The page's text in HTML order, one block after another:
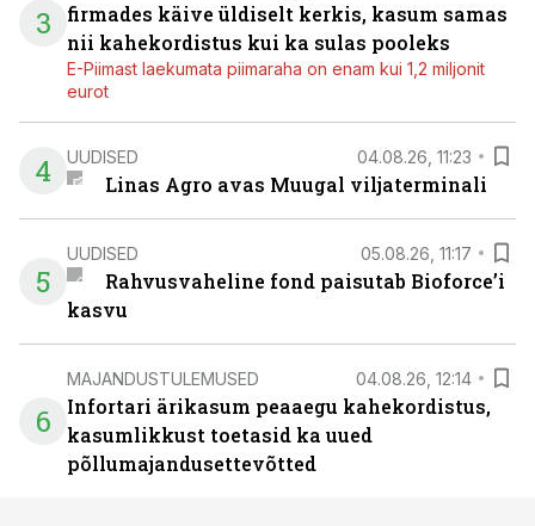
3
firmades käive üldiselt kerkis, kasum samas
nii kahekordistus kui ka sulas pooleks
E-Piimast laekumata piimaraha on enam kui 1,2 miljonit
eurot
4 UUDISED 04.08.26, 11:23
Linas Agro avas Muugal viljaterminali
5
UUDISED 05.08.26, 11:17
Rahvusvaheline fond paisutab Bioforce’i
kasvu
6
MAJANDUSTULEMUSED 04.08.26, 12:14
Infortari ärikasum peaaegu kahekordistus,
kasumlikkust toetasid ka uued
põllumajandusettevõtted